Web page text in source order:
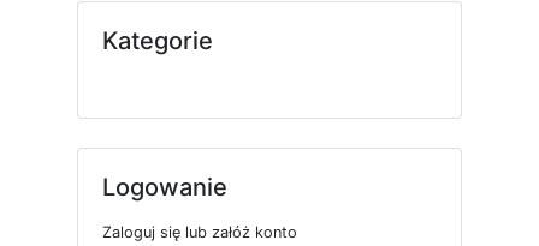
Kategorie
Logowanie
Zaloguj się lub załóż konto